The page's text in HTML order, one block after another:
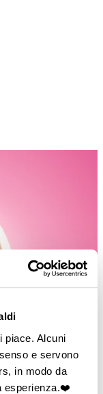
piace. Alcuni
e servono
in modo da
esperienza.❤️